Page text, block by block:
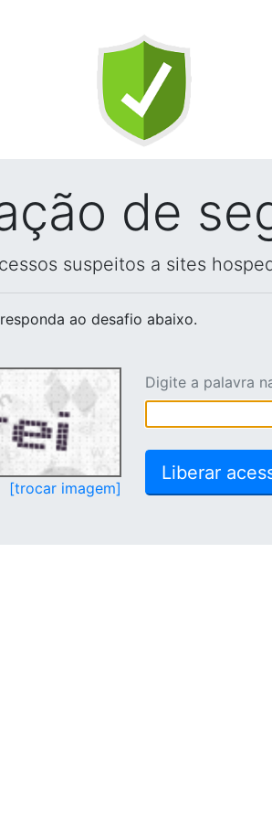
de
suspeitos a sites
ao desafio abaixo.
[trocar imagem]
Digite a palavra